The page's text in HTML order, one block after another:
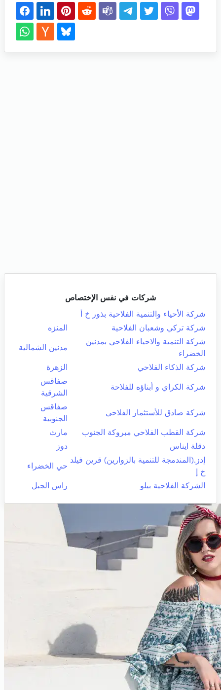
شركات في نفس الإختصاص
شركة الأحياء والتنمية الفلاحية بذور خ أ
شركة تركي وشعبان الفلاحية
المنزه
شركة التنمية والاحياء الفلاحي بمدنين
الخضراء
مدنين الشمالية
شركة الذكاء الفلاحي الزهرة
شركة الكراي و أبناؤه للفلاحة
صفاقس
الشرقية
شركة صادق للأستثمار الفلاحي
صفاقس
الجنوبية
شركة القطب الفلاحي مبروكة الجنوب
مارث
دقلة ايناس
دوز
إدز.(المندمجة للتنمية بالزوارين) قرين فيلد
خ إ
حي الخضراء
الشركة الفلاحية بيلو راس الجبل